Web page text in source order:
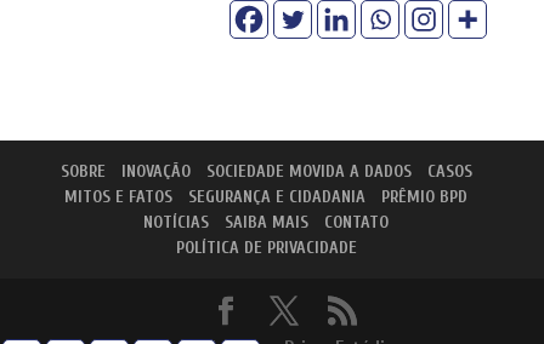
SOBRE INOVAÇÃO SOCIEDADE MOVIDA A DADOS
CASOS
MITOS E FATOS
SEGURANÇA E CIDADANIA
PRÊMIO BPD
NOTÍCIAS
SAIBA MAIS
CONTATO
POLÍTICA DE PRIVACIDADE